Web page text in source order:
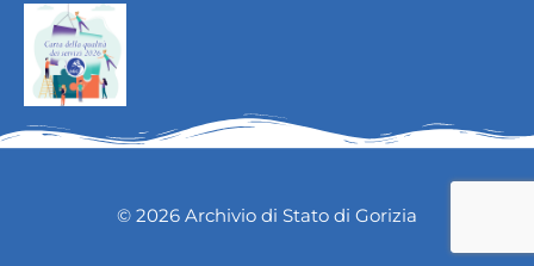
© 2026 Archivio di Stato di Gorizia